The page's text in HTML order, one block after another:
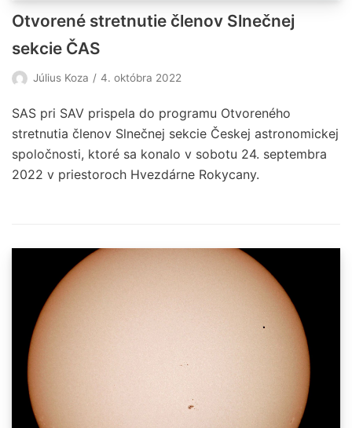
Otvorené stretnutie členov Slnečnej
sekcie ČAS
Július Koza 4. októbra 2022
SAS pri SAV prispela do programu Otvoreného
stretnutia členov Slnečnej sekcie Českej astronomickej
spoločnosti, ktoré sa konalo v sobotu 24. septembra
2022 v priestoroch Hvezdárne Rokycany.